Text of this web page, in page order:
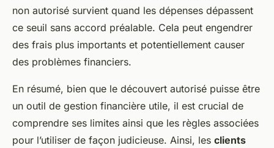
non autorisé survient quand les dépenses dépassent
ce seuil sans accord préalable. Cela peut engendrer
des frais plus importants et potentiellement causer
des problèmes financiers.
En résumé, bien que le découvert autorisé puisse être
un outil de gestion financière utile, il est crucial de
comprendre ses limites ainsi que les règles associées
pour l’utiliser de façon judicieuse. Ainsi, les clients